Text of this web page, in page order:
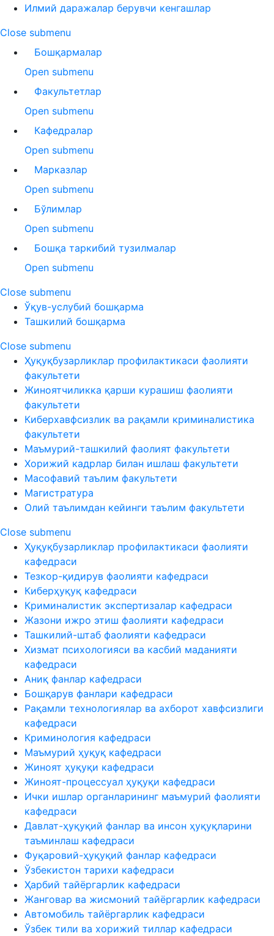
Илмий даражалар берувчи кенгашлар
Close submenu
Бошқармалар
Open submenu
Факультетлар
Open submenu
Кафедралар
Open submenu
Марказлар
Open submenu
Бўлимлар
Open submenu
Бошқа таркибий тузилмалар
Open submenu
Close submenu
Ўқув-услубий бошқарма
Ташкилий бошқарма
Close submenu
Ҳуқуқбузарликлар профилактикаси фаолияти
факультети
Жиноятчиликка қарши курашиш фаолияти
факультети
Киберхавфсизлик ва рақамли криминалистика
факультети
Маъмурий-ташкилий фаолият факультети
Хорижий кадрлар билан ишлаш факультети
Масофавий таълим факультети
Магистратура
Олий таълимдан кейинги таълим факультети
Close submenu
Ҳуқуқбузарликлар профилактикаси фаолияти
кафедраси
Тезкор-қидирув фаолияти кафедраси
Киберҳуқуқ кафедраси
Криминалистик экспертизалар кафедраси
Жазони ижро этиш фаолияти кафедраси
Ташкилий-штаб фаолияти кафедраси
Хизмат психологияси ва касбий маданияти
кафедраси
Аниқ фанлар кафедраси
Бошқарув фанлари кафедраси
Рақамли технологиялар ва ахборот хавфсизлиги
кафедраси
Криминология кафедраси
Маъмурий ҳуқуқ кафедраси
Жиноят ҳуқуқи кафедраси
Жиноят-процессуал ҳуқуқи кафедраси
Ички ишлар органларининг маъмурий фаолияти
кафедраси
Давлат-ҳуқуқий фанлар ва инсон ҳуқуқларини
таъминлаш кафедраси
Фуқаровий-ҳуқуқий фанлар кафедраси
Ўзбекистон тарихи кафедраси
Ҳарбий тайёргарлик кафедраси
Жанговар ва жисмоний тайёргарлик кафедраси
Автомобиль тайёргарлик кафедраси
Ўзбек тили ва хорижий тиллар кафедраси